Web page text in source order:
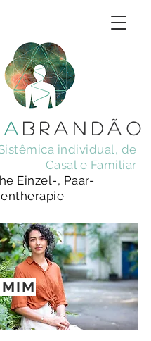
brandÃo
individual, de
Casal e Familiar
Einzel-, Paar-